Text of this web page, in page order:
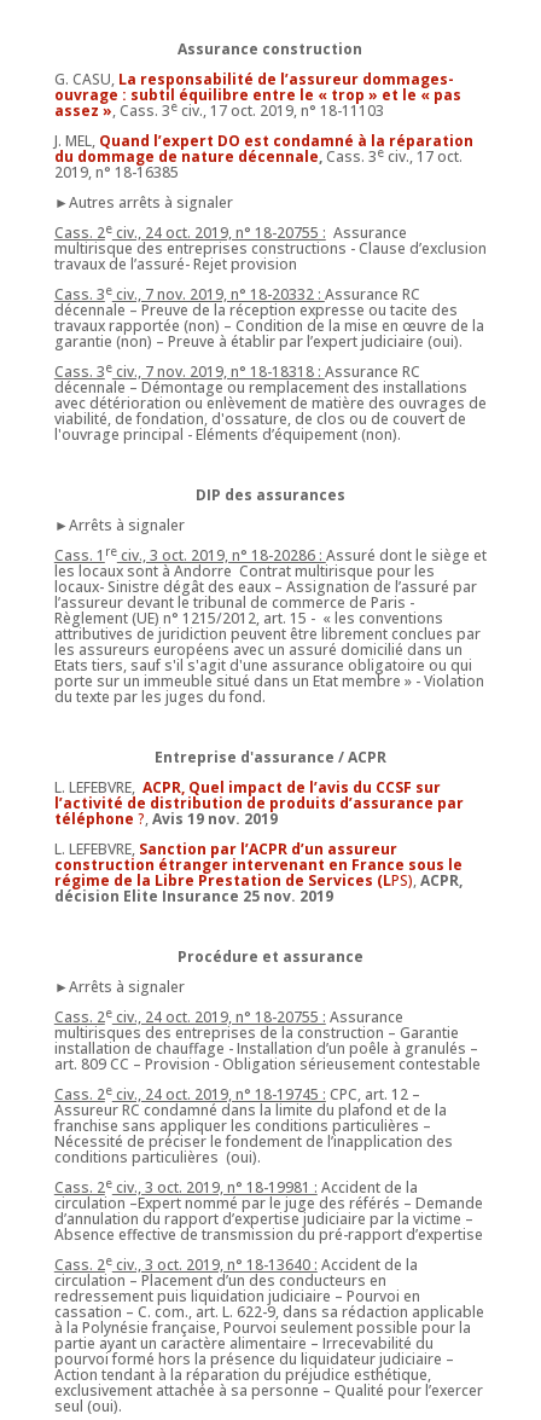
Assurance construction
G. CASU,La responsabilité de l’assureur dommages-
ouvrage : subtil équilibre entre le « trop » et le « pas
assez », Cass. 3eciv., 17 oct. 2019, n° 18-11103
J. MEL, Quand l’expert DO est condamné à la réparation
du dommage de nature décennale,Cass. 3eciv., 17 oct.
2019, n° 18-16385
►Autres arrêts à signaler
Cass. 2eciv., 24 oct. 2019, n° 18-20755 : Assurance
multirisque des entreprises constructions - Clause d’exclusion
travaux de l’assuré- Rejet provision
Cass. 3eciv., 7 nov. 2019, n° 18-20332 : Assurance RC
décennale – Preuve de la réception expresse ou tacite des
travaux rapportée (non) – Condition de la mise en œuvre de la
garantie (non) – Preuve à établir par l’expert judiciaire (oui).
Cass. 3eciv., 7 nov. 2019, n° 18-18318 : Assurance RC
décennale – Démontage ou remplacement des installations
avec détérioration ou enlèvement de matière des ouvrages de
viabilité, de fondation, d'ossature, de clos ou de couvert de
l'ouvrage principal - Eléments d’équipement (non).
DIP des assurances
►Arrêts à signaler
Cass. 1 reciv., 3 oct. 2019, n° 18-20286 : Assuré dont le siège et
les locaux sont à Andorre Contrat multirisque pour les
locaux- Sinistre dégât des eaux – Assignation de l’assuré par
l’assureur devant le tribunal de commerce de Paris -
Règlement (UE) n° 1215/2012, art. 15 - « les conventions
attributives de juridiction peuvent être librement conclues par
les assureurs européens avec un assuré domicilié dans un
Etats tiers, sauf s'il s'agit d'une assurance obligatoire ou qui
porte sur un immeuble situé dans un Etat membre » - Violation
du texte par les juges du fond.
Entreprise d'assurance / ACPR
L. LEFEBVRE, ACPR, Quel impact de l’avis du CCSF sur
l’activité de distribution de produits d’assurance par
téléphone ?,Avis 19 nov. 2019
L. LEFEBVRE, Sanction par l’ACPR d’un assureur
construction étranger intervenant en France sous le
régime de la Libre Prestation de Services (LPS),ACPR,
décision Elite Insurance 25 nov. 2019
Procédure et assurance
►Arrêts à signaler
Cass. 2eciv., 24 oct. 2019, n° 18-20755 : Assurance
multirisques des entreprises de la construction – Garantie
installation de chauffage - Installation d’un poêle à granulés –
art. 809 CC – Provision - Obligation sérieusement contestable
Cass. 2eciv., 24 oct. 2019, n° 18-19745 : CPC, art. 12 –
Assureur RC condamné dans la limite du plafond et de la
franchise sans appliquer les conditions particulières –
Nécessité de préciser le fondement de l’inapplication des
conditions particulières (oui).
Cass. 2eciv., 3 oct. 2019, n° 18-19981 : Accident de la
circulation –Expert nommé par le juge des référés – Demande
d’annulation du rapport d’expertise judiciaire par la victime –
Absence effective de transmission du pré-rapport d’expertise
Cass. 2eciv., 3 oct. 2019, n° 18-13640 : Accident de la
circulation – Placement d’un des conducteurs en
redressement puis liquidation judiciaire – Pourvoi en
cassation – C. com., art. L. 622-9, dans sa rédaction applicable
à la Polynésie française, Pourvoi seulement possible pour la
partie ayant un caractère alimentaire – Irrecevabilité du
pourvoi formé hors la présence du liquidateur judiciaire –
Action tendant à la réparation du préjudice esthétique,
exclusivement attachée à sa personne – Qualité pour l’exercer
seul (oui).